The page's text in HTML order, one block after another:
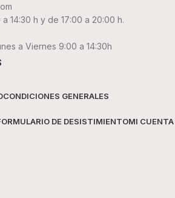
14:30 h y de 17:00 a 20:00 h.
a Viernes 9:00 a 14:30h
CONDICIONES GENERALES
DE DESISTIMIENTOMI CUENTA